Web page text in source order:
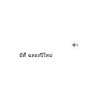
มีดี้ ฉลองปีใหม่